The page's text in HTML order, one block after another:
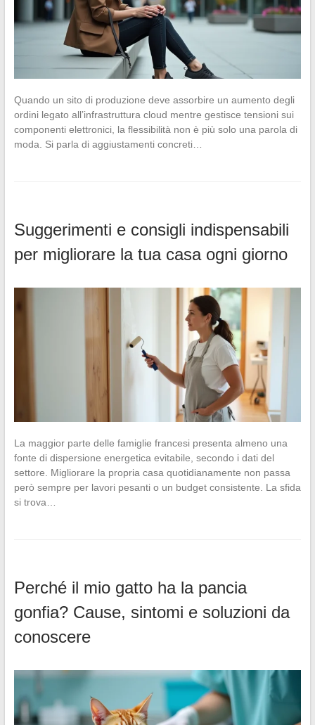
Quando un sito di produzione deve assorbire un aumento degli
ordini legato all’infrastruttura cloud mentre gestisce tensioni sui
componenti elettronici, la flessibilità non è più solo una parola di
moda. Si parla di aggiustamenti concreti…
Suggerimenti e consigli indispensabili
per migliorare la tua casa ogni giorno
La maggior parte delle famiglie francesi presenta almeno una
fonte di dispersione energetica evitabile, secondo i dati del
settore. Migliorare la propria casa quotidianamente non passa
però sempre per lavori pesanti o un budget consistente. La sfida
si trova…
Perché il mio gatto ha la pancia
gonfia? Cause, sintomi e soluzioni da
conoscere